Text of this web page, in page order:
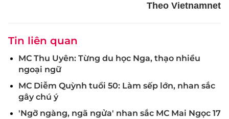
Theo Vietnamnet
Tin liên quan
MC Thu Uyên: Từng du học Nga, thạo nhiều
ngoại ngữ
MC Diễm Quỳnh tuổi 50: Làm sếp lớn, nhan sắc
gây chú ý
'Ngỡ ngàng, ngã ngửa' nhan sắc MC Mai Ngọc 17